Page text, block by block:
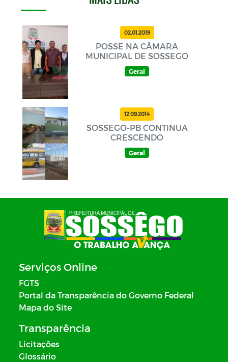
02.01.2019
POSSE NA CÂMARA
MUNICIPAL DE SOSSEGO
Geral
12.09.2014
SOSSEGO-PB CONTINUA
CRESCENDO
Geral
Serviços Online
FGTS
Portal da Transparência do Governo Federal
Mapa do Site
Transparência
Licitações
Glossário